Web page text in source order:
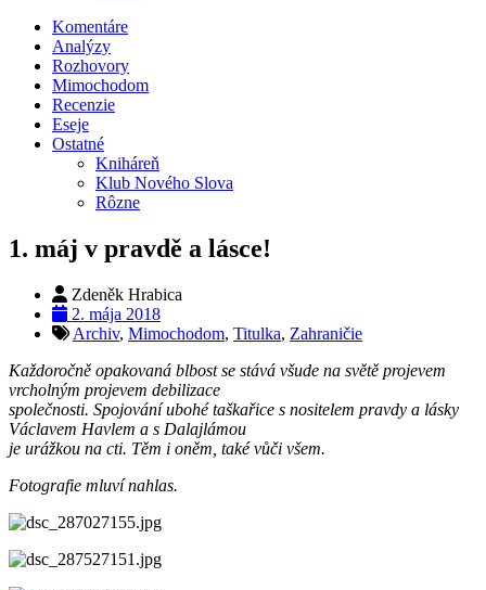
Komentáre
Analýzy
Rozhovory
Mimochodom
Recenzie
Eseje
Ostatné
Kniháreň
Klub Nového Slova
Rôzne
1. máj v pravdě a lásce!
Zdeněk Hrabica
2. mája 2018
Archiv, Mimochodom, Titulka, Zahraničie
Každoročně opakovaná blbost se stává všude na světě projevem
vrcholným projevem debilizace
společnosti. Spojování ubohé taškařice s nositelem pravdy a lásky
Václavem Havlem a s Dalajlámou
je urážkou na cti. Těm i oněm, také vůči všem.
Fotografie mluví nahlas.